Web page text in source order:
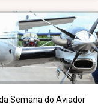
Semana do Aviador